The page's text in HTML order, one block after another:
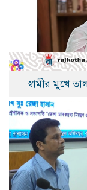
স্বামীর মুখে